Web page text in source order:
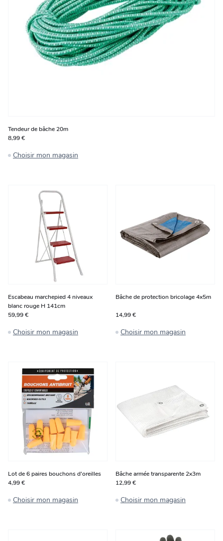
Tendeur de bâche 20m
8,99 €
Choisir mon magasin
Escabeau marchepied 4 niveaux
blanc rouge H 141cm
59,99 €
Choisir mon magasin
Bâche de protection bricolage 4x5m
14,99 €
Choisir mon magasin
Lot de 6 paires bouchons d'oreilles
4,99 €
Choisir mon magasin
Bâche armée transparente 2x3m
12,99 €
Choisir mon magasin